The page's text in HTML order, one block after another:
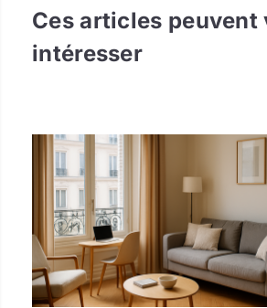
Ces articles peuvent
intéresser